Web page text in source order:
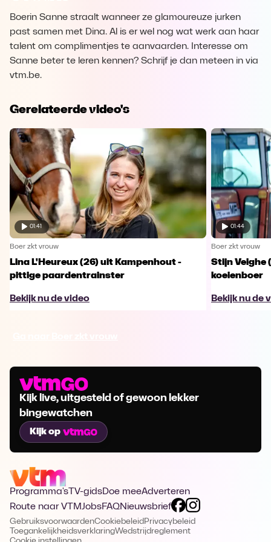
Boerin Sanne straalt wanneer ze glamoureuze jurken
past samen met Dina. Al is er wel nog wat werk aan haar
talent om complimentjes te aanvaarden. Interesse om
Sanne beter te leren kennen? Schrijf je dan meteen in via
vtm.be.
Gerelateerde video's
01:41
Boer zkt vrouw
Lina L'Heureux (26) uit Kampenhout -
pittige paardentrainster
Bekijk nu de video
01:44
Boer zkt vrouw
Stijn Velghe
koeienboer
Bekijk nu de
Kijk live, uitgesteld of gewoon lekker
bingewatchen
Kijk op
Programma's TV-gidsDoe meeAdverteren
Route naar VTMJobsFAQNieuwsbrief
GebruiksvoorwaardenCookiebeleid Privacybeleid
ToegankelijkheidsverklaringWedstrijdreglement